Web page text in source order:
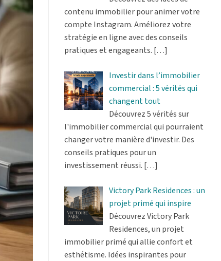
contenu immobilier pour animer votre
compte Instagram. Améliorez votre
stratégie en ligne avec des conseils
pratiques et engageants. […]
Investir dans l’immobilier
commercial : 5 vérités qui
changent tout
Découvrez 5 vérités sur
l'immobilier commercial qui pourraient
changer votre manière d'investir. Des
conseils pratiques pour un
investissement réussi. […]
Victory Park Residences : un
projet primé qui inspire
Découvrez Victory Park
Residences, un projet
immobilier primé qui allie confort et
esthétisme. Idées inspirantes pour